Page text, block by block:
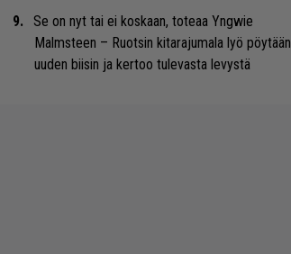
Se on nyt tai ei koskaan, toteaa Yngwie
Malmsteen – Ruotsin kitarajumala lyö pöytään
uuden biisin ja kertoo tulevasta levystä